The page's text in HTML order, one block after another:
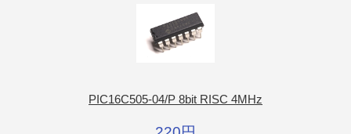
PIC16C505-04/P 8bit RISC 4MHz